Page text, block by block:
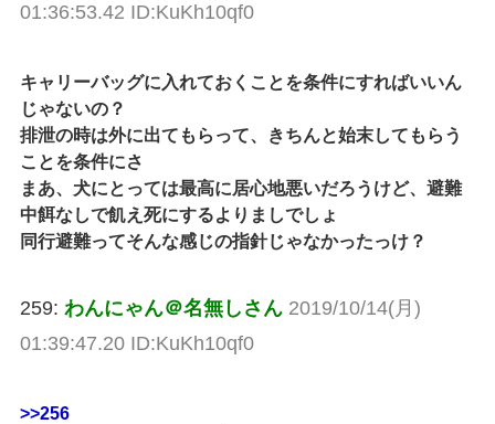
01:36:53.42 ID:KuKh10qf0
キャリーバッグに入れておくことを条件にすればいいん
じゃないの？
排泄の時は外に出てもらって、きちんと始末してもらう
ことを条件にさ
まあ、犬にとっては最高に居心地悪いだろうけど、避難
中餌なしで飢え死にするよりましでしょ
同行避難ってそんな感じの指針じゃなかったっけ？
259: わんにゃん＠名無しさん 2019/10/14(月)
01:39:47.20 ID:KuKh10qf0
>>256